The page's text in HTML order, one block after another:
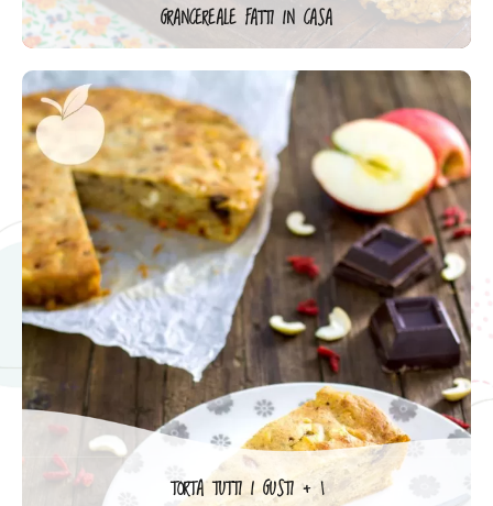
GRANCEREALE FATTI IN CASA
TORTA TUTTI I GUSTI + 1